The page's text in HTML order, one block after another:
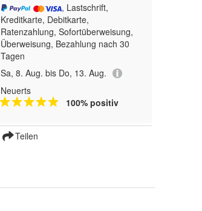
, Lastschrift,
Kreditkarte, Debitkarte,
Ratenzahlung, Sofortüberweisung,
Überweisung, Bezahlung nach 30
Tagen
Sa, 8. Aug. bis Do, 13. Aug.
Neuerts
100% positiv
Teilen